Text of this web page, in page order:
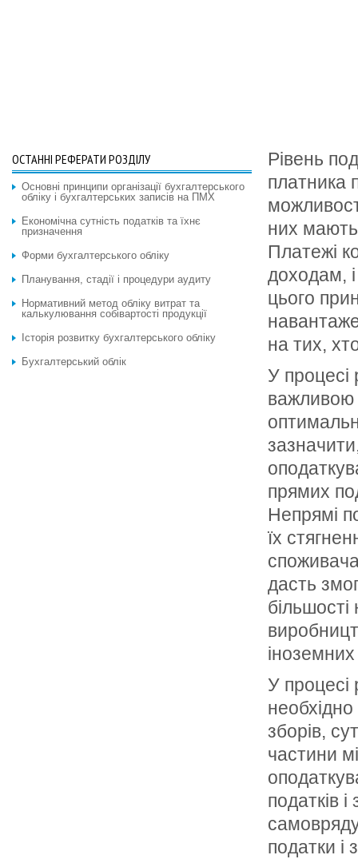
Рівень
платника
них мають
Платежі
доходам,
цього
на тих,
У процесі
важливою
прямих
Непрямі
їх
дасть
У процесі
зборів,
частини
податків
податки і
ОСТАННІ РЕФЕРАТИ РОЗДІЛУ
Основні принципи організації бухгалтерського
обліку і бухгалтерських записів на ПМХ
Економічна сутність податків та їхнє
призначення
Форми бухгалтерського обліку
Планування, стадії і процедури аудиту
Нормативний метод обліку витрат та
калькулювання собівартості продукції
Історія розвитку бухгалтерського обліку
Бухгалтерський облік